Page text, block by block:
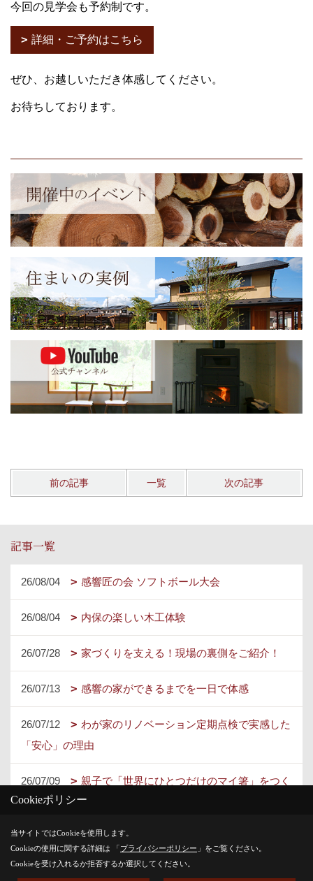
今回の見学会も予約制です。
詳細・ご予約はこちら
ぜひ、お越しいただき体感してください。
お待ちしております。
前の記事 一覧 次の記事
記事一覧
26/08/04 感響匠の会 ソフトボール大会
26/08/04 内保の楽しい木工体験
26/07/28 家づくりを支える！現場の裏側をご紹介！
26/07/13 感響の家ができるまでを一日で体感
26/07/12
わが家のリノベーション定期点検で実感した
「安心」の理由
26/07/09
親子で「世界にひとつだけのマイ箸」をつく
りませんか？
26/07/02 上棟参加！ 建築って面白い！
Cookieポリシー
当サイトではCookieを使用します。
Cookieの使用に関する詳細は 「プライバシーポリシー 」をご覧ください。
Cookieを受け入れるか拒否するか選択してください。